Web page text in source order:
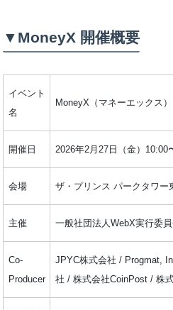
▼MoneyX 開催概要
イベント
名
MoneyX（マネーエックス）
開催日 2026年2月27日（金）10:00
会場 ザ・プリンス パークタワー
主催 一般社団法人WebX実行委
Co-
Producer
JPYC株式会社 / Progmat,
社 / 株式会社CoinPost / 株